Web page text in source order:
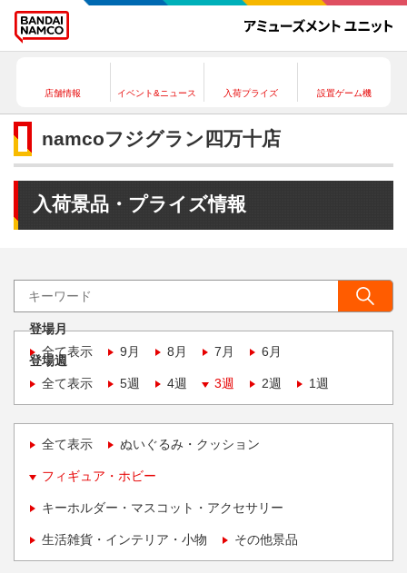
店舗情報 イベント&ニュース 入荷プライズ 設置ゲーム機
namcoフジグラン四万十店
入荷景品・プライズ情報
登場月
全て表示
9月 8月 7月 6月
登場週
全て表示
5週 4週 3週 2週 1週
全て表示 ぬいぐるみ・クッション
フィギュア・ホビー
キーホルダー・マスコット・アクセサリー
生活雑貨・インテリア・小物 その他景品